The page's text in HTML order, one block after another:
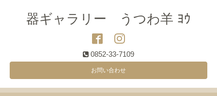
器ギャラリー うつわ羊 ﾖｳ
0852-33-7109
お問い合わせ